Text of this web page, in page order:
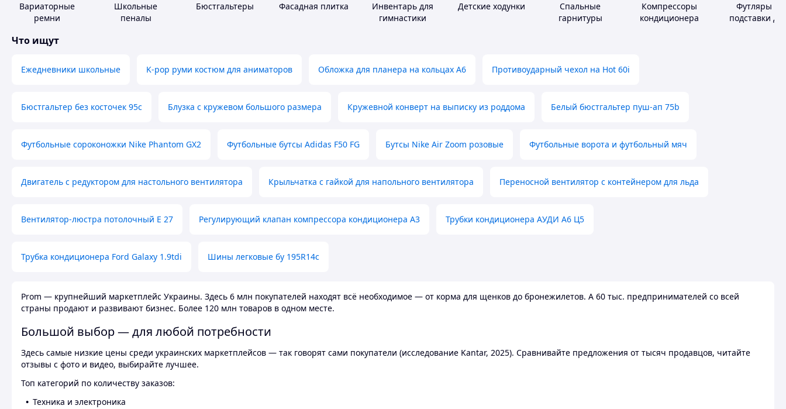
Вариаторные
ремни
Школьные
пеналы
Бюстгальтеры Фасадная плитка
Инвентарь для
гимнастики
Детские ходунки
Спальные
гарнитуры
Компрессоры
кондиционера
Футляры и
подставки
Что ищут
Ежедневники школьные K-pop руми костюм для аниматоров Обложка для планера на кольцах А6 Противоударный чехол на Hot 60i
Бюстгальтер без косточек 95с Блузка с кружевом большого размера Кружевной конверт на выписку из роддома Белый бюстгальтер пуш-ап 75b
Футбольные сороконожки Nike Phantom GX2 Футбольные бутсы Adidas F50 FG Бутсы Nike Air Zoom розовые Футбольные ворота и футбольный мяч
Двигатель с редуктором для настольного вентилятора Крыльчатка с гайкой для напольного вентилятора Переносной вентилятор с контейнером для льда
Вентилятор-люстра потолочный E 27 Регулирующий клапан компрессора кондиционера А3 Трубки кондиционера АУДИ А6 Ц5
Трубка кондиционера Ford Galaxy 1.9tdi Шины легковые бу 195R14c
Prom — крупнейший маркетплейс Украины. Здесь 6 млн покупателей находят всё необходимое — от корма для щенков до бронежилетов. А 60 тыс. предпринимателей со всей
страны продают и развивают бизнес. Более 120 млн товаров в одном месте.
Большой выбор — для любой потребности
Здесь самые низкие цены среди украинских маркетплейсов — так говорят сами покупатели (исследование Kantar, 2025). Сравнивайте предложения от тысяч продавцов, читайте
отзывы с фото и видео, выбирайте лучшее.
Топ категорий по количеству заказов:
Техника и электроника